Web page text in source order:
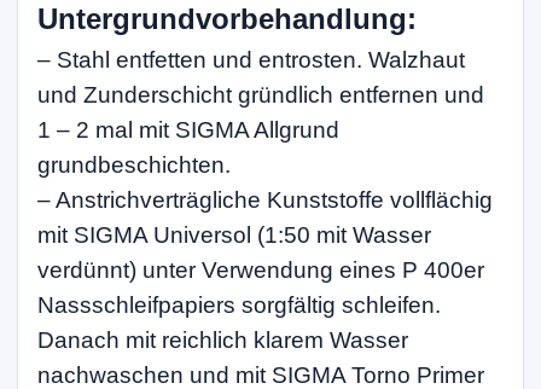
Untergrundvorbehandlung:
– Stahl entfetten und entrosten. Walzhaut
und Zunderschicht gründlich entfernen und
1 – 2 mal mit SIGMA Allgrund
grundbeschichten.
– Anstrichverträgliche Kunststoffe vollflächig
mit SIGMA Universol (1:50 mit Wasser
verdünnt) unter Verwendung eines P 400er
Nassschleifpapiers sorgfältig schleifen.
Danach mit reichlich klarem Wasser
nachwaschen und mit SIGMA Torno Primer